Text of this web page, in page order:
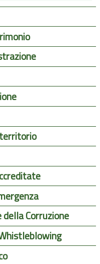
Corruzione